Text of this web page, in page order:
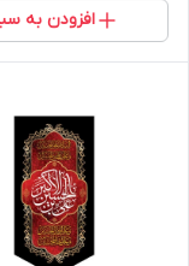
افزودن به